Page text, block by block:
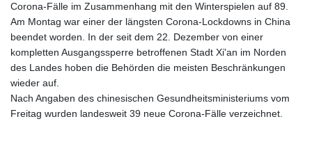
Corona-Fälle im Zusammenhang mit den Winterspielen auf 89.
Am Montag war einer der längsten Corona-Lockdowns in China
beendet worden. In der seit dem 22. Dezember von einer
kompletten Ausgangssperre betroffenen Stadt Xi'an im Norden
des Landes hoben die Behörden die meisten Beschränkungen
wieder auf.
Nach Angaben des chinesischen Gesundheitsministeriums vom
Freitag wurden landesweit 39 neue Corona-Fälle verzeichnet.